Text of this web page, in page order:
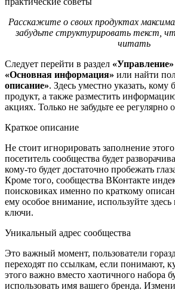
Расскажите о своих продуктах
забудьте структурировать текст,
читать
Следует перейти в раздел
«Основная информация» или найти
описание». Здесь уместно указать, кому
продукт, а также разместить
акциях. Только не забудьте ее регулярно
Краткое описание
Не стоит игнорировать заполнение
посетитель сообщества будет
кому-то будет достаточно пробежать
Кроме того, сообщества ВКонтакте
поисковиках именно по краткому
ему особое внимание, используйте
ключи.
Уникальный адрес сообщества
Это важный момент, пользователи
переходят по ссылкам, если понимают,
этого важно вместо хаотичного набора
использовать имя вашего бренда.